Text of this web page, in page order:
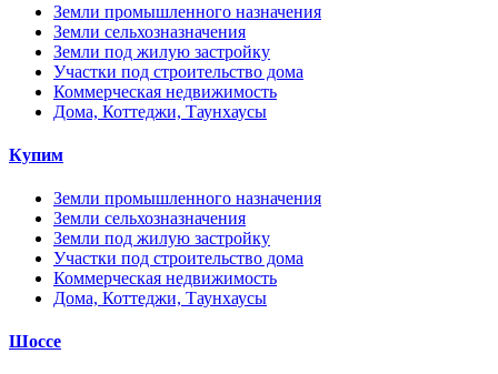
Земли промышленного назначения
Земли сельхозназначения
Земли под жилую застройку
Участки под строительство дома
Коммерческая недвижимость
Дома, Коттеджи, Таунхаусы
Купим
Земли промышленного назначения
Земли сельхозназначения
Земли под жилую застройку
Участки под строительство дома
Коммерческая недвижимость
Дома, Коттеджи, Таунхаусы
Шоссе